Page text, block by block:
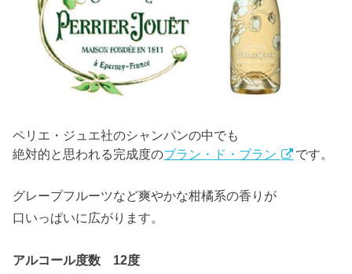
ペリエ・ジュエ社のシャンパンの中でも
絶対的と思われる完成度のブラン・ド・ブラン です。
グレープフルーツなど爽やかな柑橘系の香りが
口いっぱいに広がります。
アルコール度数 12度